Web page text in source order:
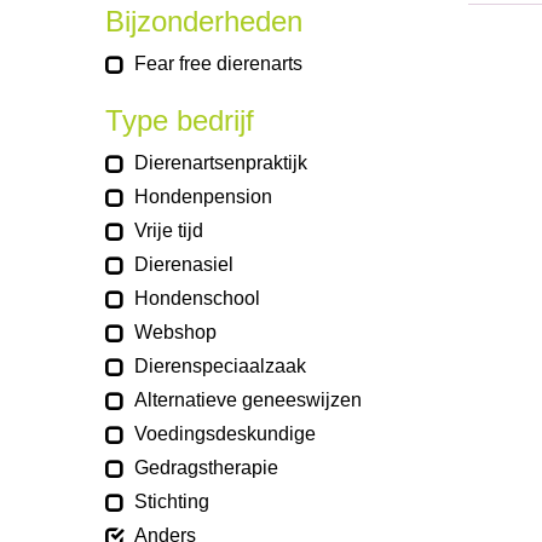
Bijzonderheden
Fear free dierenarts
Type bedrijf
Dierenartsenpraktijk
Hondenpension
Vrije tijd
Dierenasiel
Hondenschool
Webshop
Dierenspeciaalzaak
Alternatieve geneeswijzen
Voedingsdeskundige
Gedragstherapie
Stichting
Anders